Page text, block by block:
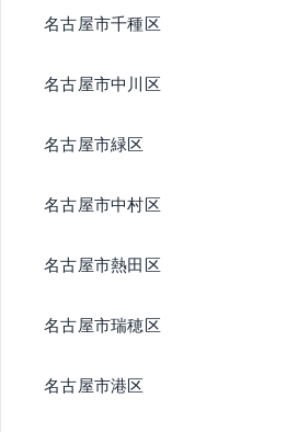
名古屋市千種区
名古屋市中川区
名古屋市緑区
名古屋市中村区
名古屋市熱田区
名古屋市瑞穂区
名古屋市港区